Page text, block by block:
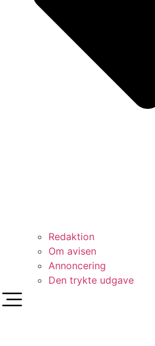
Redaktion
Om avisen
Annoncering
Den trykte udgave